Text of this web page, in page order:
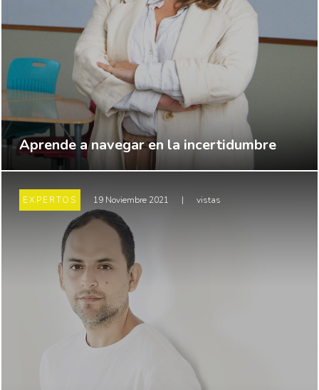
Aprende a navegar en la incertidumbre
EXPERTOS 19 Noviembre 2021 | vistas